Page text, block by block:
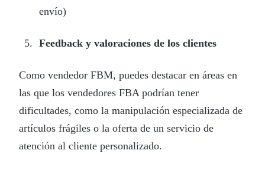
envío)
Feedback y valoraciones de los clientes
Como vendedor FBM, puedes destacar en áreas en
las que los vendedores FBA podrían tener
dificultades, como la manipulación especializada de
artículos frágiles o la oferta de un servicio de
atención al cliente personalizado.